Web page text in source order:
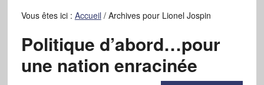
Vous êtes ici : Accueil /Archives pour Lionel Jospin
Politique d’abord…pour
une nation enracinée